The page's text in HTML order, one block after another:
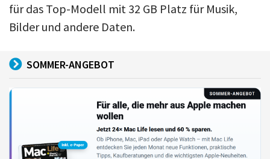
für das Top-Modell mit 32 GB Platz für Musik,
Bilder und andere Daten.
SOMMER-ANGEBOT